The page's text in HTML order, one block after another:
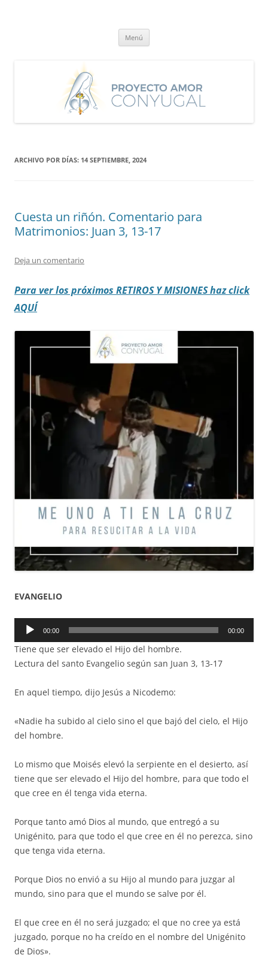
Menú
ARCHIVO POR DÍAS: 14 SEPTIEMBRE, 2024
Cuesta un riñón. Comentario para
Matrimonios: Juan 3, 13-17
Deja un comentario
Para ver los próximos RETIROSY MISIONES haz click
AQUÍ
EVANGELIO
Reproductor
audio
00:00 00:00
Tiene que ser elevado el Hijo del hombre.
Lectura del santo Evangelio según san Juan 3, 13-17
En aquel tiempo, dijo Jesús a Nicodemo:
«Nadie ha subido al cielo sino el que bajó del cielo, el Hijo
del hombre.
Lo mismo que Moisés elevó la serpiente en el desierto, así
tiene que ser elevado el Hijo del hombre, para que todo el
que cree en él tenga vida eterna.
Porque tanto amó Dios al mundo, que entregó a su
Unigénito, para que todo el que cree en él no perezca, sino
que tenga vida eterna.
Porque Dios no envió a su Hijo al mundo para juzgar al
mundo, sino para que el mundo se salve por él.
El que cree en él no será juzgado; el que no cree ya está
juzgado, porque no ha creído en el nombre del Unigénito
de Dios».